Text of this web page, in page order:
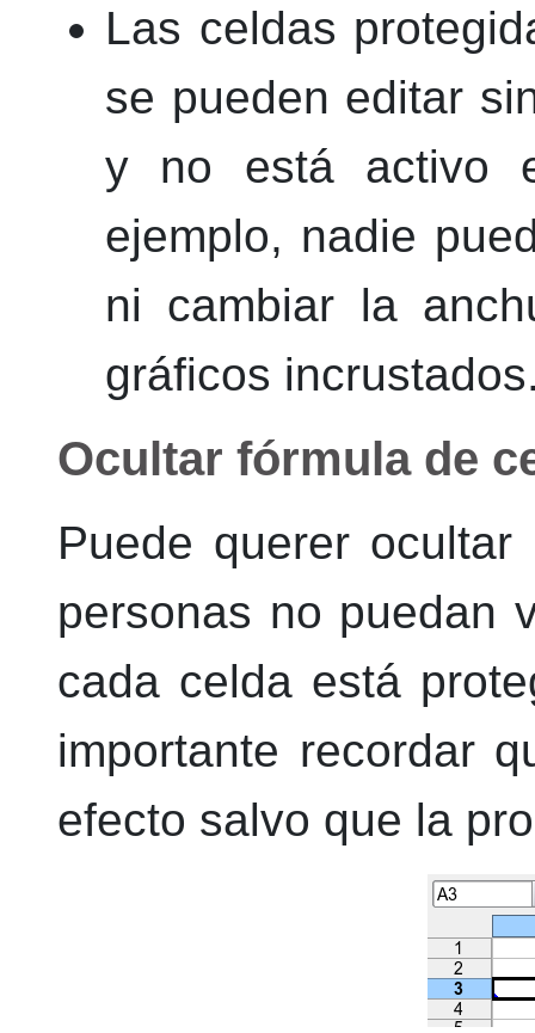
Las celdas
se pueden editar
y no está activo
ejemplo, nadie
ni cambiar la
gráficos
Ocultar fórmula de
Puede querer
personas no puedan
cada celda está
importante recordar
efecto salvo que la